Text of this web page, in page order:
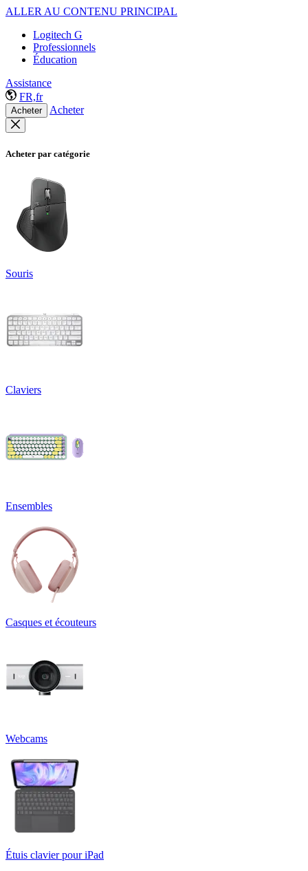
ALLER AU CONTENU PRINCIPAL
Logitech G
Professionnels
Éducation
Assistance
FR,fr
Acheter Acheter
Acheter par catégorie
Souris
Claviers
Ensembles
Casques et écouteurs
Webcams
Étuis clavier pour iPad